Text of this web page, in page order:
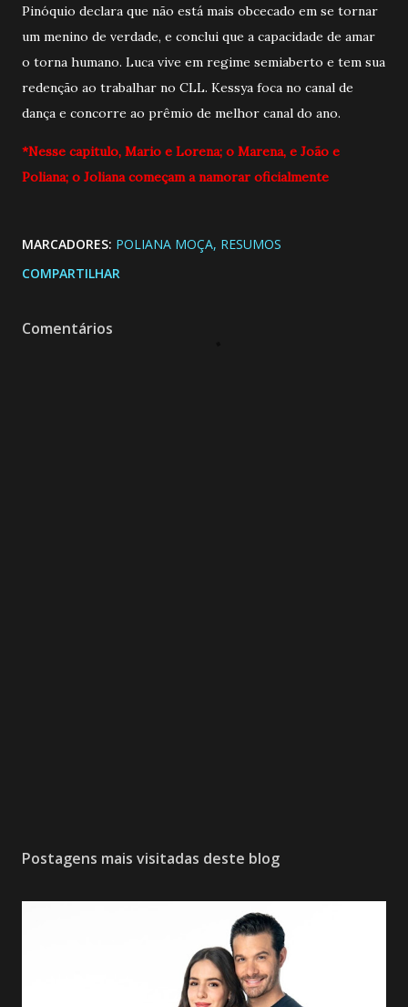
Pinóquio declara que não está mais obcecado em se tornar
um menino de verdade, e conclui que a capacidade de amar
o torna humano. Luca vive em regime semiaberto e tem sua
redenção ao trabalhar no CLL. Kessya foca no canal de
dança e concorre ao prêmio de melhor canal do ano.
*Nesse capitulo, Mario e Lorena; o Marena, e João e
Poliana; o Joliana começam a namorar oficialmente
MARCADORES: POLIANA MOÇA RESUMOS
COMPARTILHAR
Comentários
Postagens mais visitadas deste blog